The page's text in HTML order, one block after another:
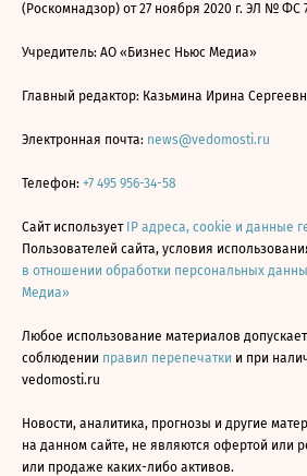
(Роскомнадзор) от 27 ноября 2020 г. ЭЛ № ФС
Учредитель: АО «Бизнес Ньюс Медиа»
Главный редактор: Казьмина Ирина
Электронная почта: news@vedomosti.ru
Телефон: +7 495 956-34-58
Сайт использует IP адреса, cookie и данные
Пользователей сайта, условия
в отношении обработки персональных
Медиа»
Любое использование материалов
соблюдении правил перепечатки и при
vedomosti.ru
Новости, аналитика, прогнозы и другие
на данном сайте, не являются офертой или
или продаже каких-либо активов.